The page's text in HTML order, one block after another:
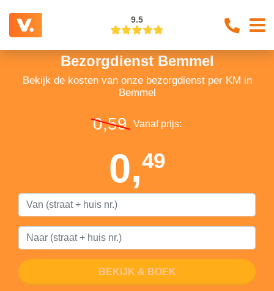
9.5
Bezorgdienst Bemmel
Bekijk de kosten van onze bezorgdienst per KM in
Bemmel
0,59 Vanaf prijs:
0,49
BEKIJK & BOEK